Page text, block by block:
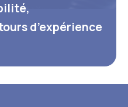
d’expérience